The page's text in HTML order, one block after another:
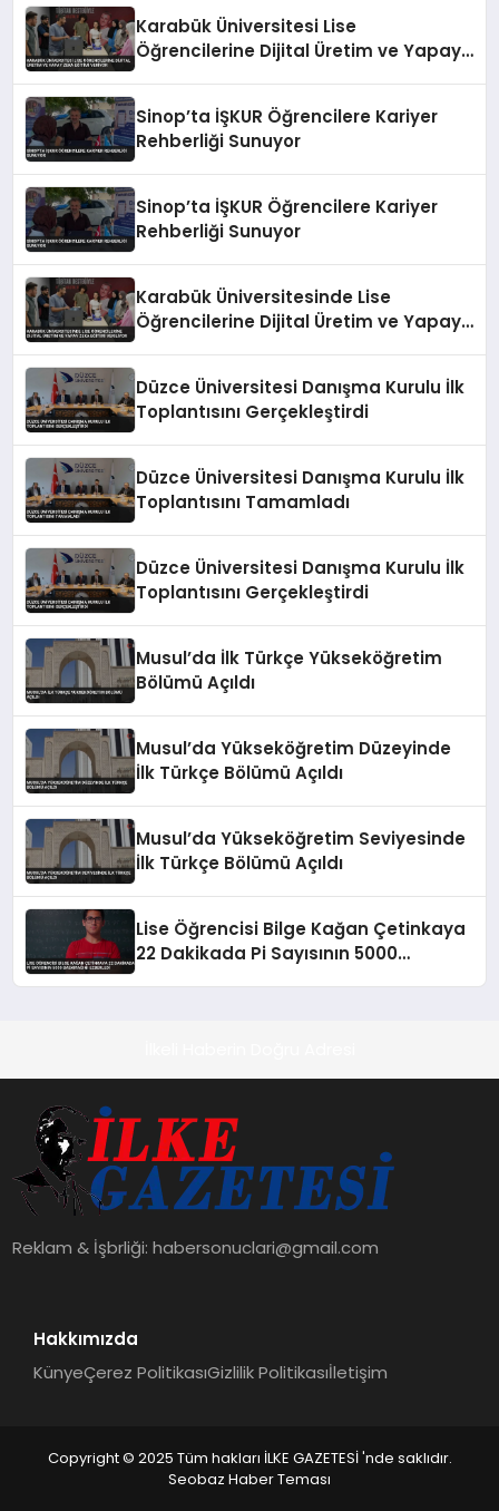
Karabük Üniversitesi Lise
Öğrencilerine Dijital Üretim ve Yapay
Sinop’ta İŞKUR Öğrencilere Kariyer
Rehberliği Sunuyor
Sinop’ta İŞKUR Öğrencilere Kariyer
Rehberliği Sunuyor
Karabük Üniversitesinde Lise
Öğrencilerine Dijital Üretim ve Yapay
Düzce Üniversitesi Danışma Kurulu İlk
Toplantısını Gerçekleştirdi
Düzce Üniversitesi Danışma Kurulu İlk
Toplantısını Tamamladı
Düzce Üniversitesi Danışma Kurulu İlk
Toplantısını Gerçekleştirdi
Musul’da İlk Türkçe Yükseköğretim
Bölümü Açıldı
Musul’da Yükseköğretim Düzeyinde
İlk Türkçe Bölümü Açıldı
Musul’da Yükseköğretim Seviyesinde
İlk Türkçe Bölümü Açıldı
Lise Öğrencisi Bilge Kağan Çetinkaya
22 Dakikada Pi Sayısının 5000
Reklam & İşbrliği:habersonuclari@gmail.com
Hakkımızda
KünyeÇerez PolitikasıGizlilik Politikasıİletişim
Copyright © 2025 Tüm hakları İLKE GAZETESİ 'nde saklıdır.
Seobaz Haber Teması